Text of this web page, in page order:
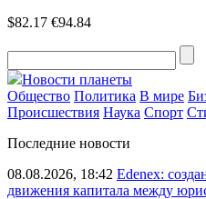
$82.17 €94.84
Новости планеты
Общество Политика В мире
Происшествия Наука Спорт
Последние новости
08.08.2026, 18:42 Edenex:
движения капитала между